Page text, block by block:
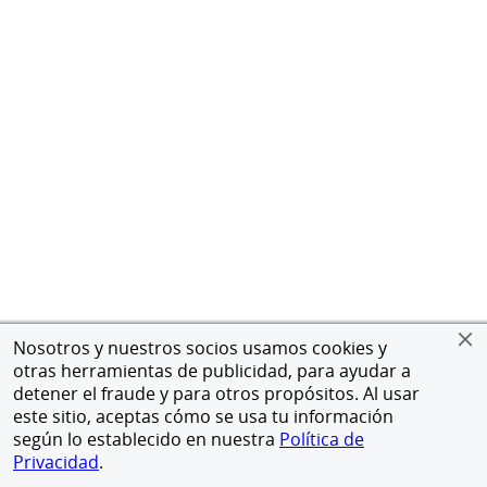
Nosotros y nuestros socios usamos cookies y
otras herramientas de publicidad, para ayudar a
detener el fraude y para otros propósitos. Al usar
este sitio, aceptas cómo se usa tu información
según lo establecido en nuestra Política de
Privacidad.